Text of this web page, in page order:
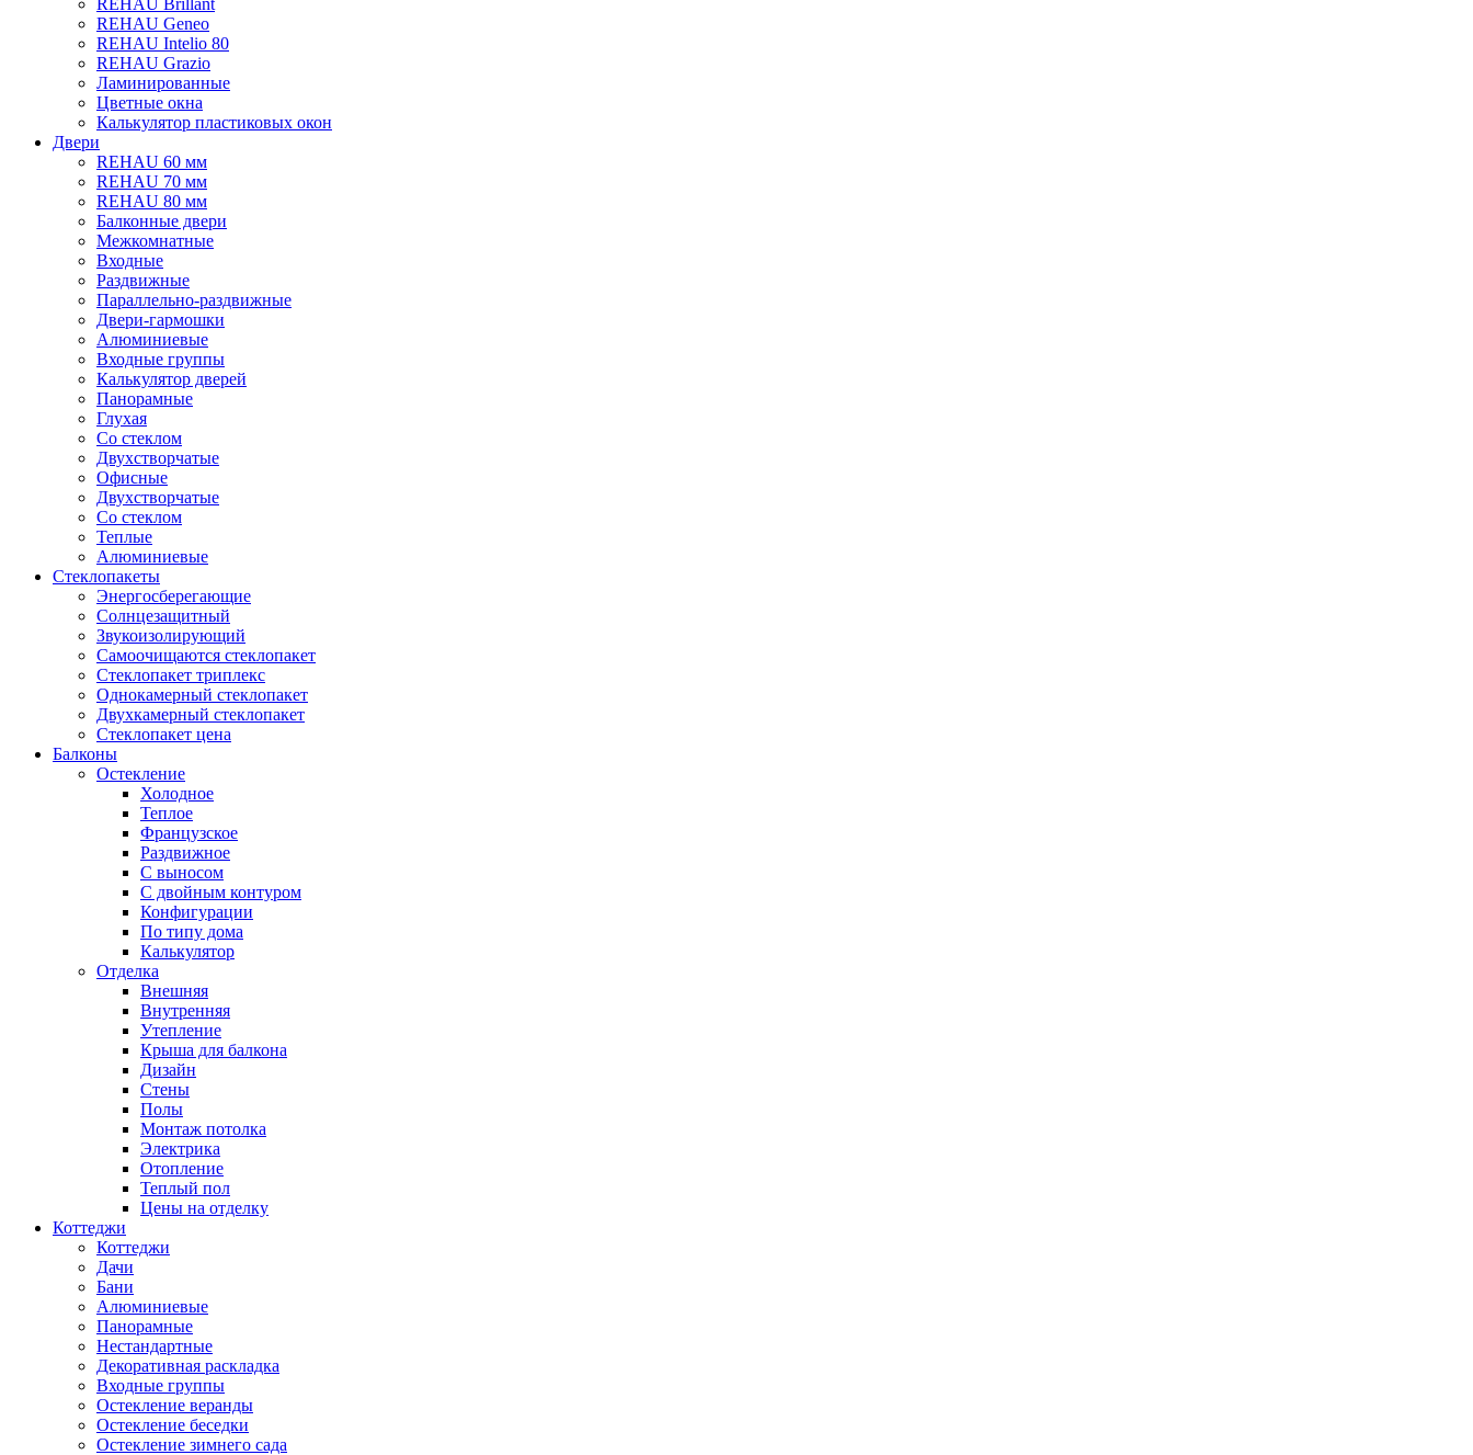
REHAU Brillant
REHAU Geneo
REHAU Intelio 80
REHAU Grazio
Ламинированные
Цветные окна
Калькулятор пластиковых окон
Двери
REHAU 60 мм
REHAU 70 мм
REHAU 80 мм
Балконные двери
Межкомнатные
Входные
Раздвижные
Параллельно-раздвижные
Двери-гармошки
Алюминиевые
Входные группы
Калькулятор дверей
Панорамные
Глухая
Со стеклом
Двухстворчатые
Офисные
Двухстворчатые
Со стеклом
Теплые
Алюминиевые
Стеклопакеты
Энергосберегающие
Солнцезащитный
Звукоизолирующий
Самоочищаются стеклопакет
Стеклопакет триплекс
Однокамерный стеклопакет
Двухкамерный стеклопакет
Стеклопакет цена
Балконы
Остекление
Холодное
Теплое
Французское
Раздвижное
С выносом
С двойным контуром
Конфигурации
По типу дома
Калькулятор
Отделка
Внешняя
Внутренняя
Утепление
Крыша для балкона
Дизайн
Стены
Полы
Монтаж потолка
Электрика
Отопление
Теплый пол
Цены на отделку
Коттеджи
Коттеджи
Дачи
Бани
Алюминиевые
Панорамные
Нестандартные
Декоративная раскладка
Входные группы
Остекление веранды
Остекление беседки
Остекление зимнего сада